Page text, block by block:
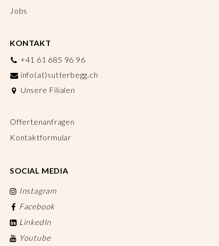
Jobs
KONTAKT
+41 61 685 96 96
info(at)sutterbegg.ch
Unsere Filialen
Offertenanfragen
Kontaktformular
SOCIAL MEDIA
Instagram
Facebook
LinkedIn
Youtube